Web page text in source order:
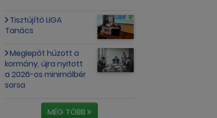
Tisztújító LIGA
Tanács
Meglepőt húzott a
kormány, újra nyitott
a 2026-os minimálbér
sorsa
MÉG TÖBB